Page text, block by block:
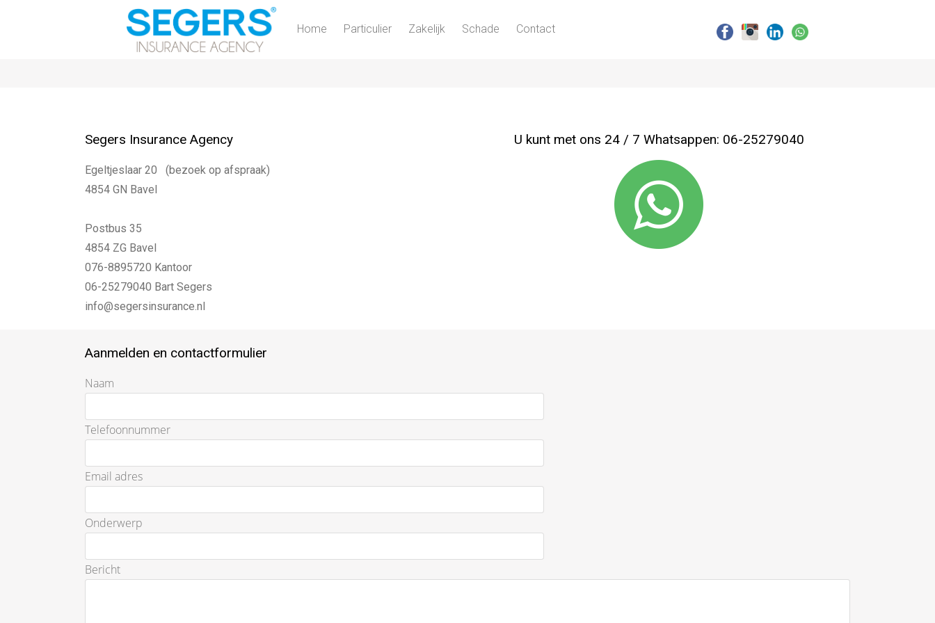
Home Particulier Zakelijk Schade Contact
Segers Insurance Agency
Egeltjeslaar 20 (bezoek op afspraak)
4854 GN Bavel
Postbus 35
4854 ZG Bavel
076-8895720 Kantoor
06-25279040 Bart Segers
info@segersinsurance.nl
U kunt met ons 24 / 7 Whatsappen: 06-25279040
Aanmelden en contactformulier
Naam
Telefoonnummer
Email adres
Onderwerp
Bericht